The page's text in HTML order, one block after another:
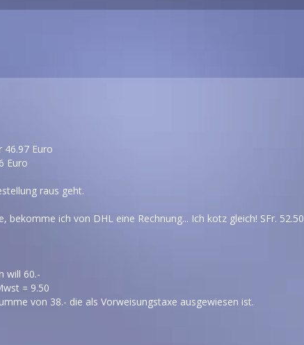
46.97 Euro
Euro
raus geht.
bekomme ich von DHL eine Rechnung... Ich kotz gleich! SFr. 52.50
will 60.-
= 9.50
von 38.- die als Vorweisungstaxe ausgewiesen ist.